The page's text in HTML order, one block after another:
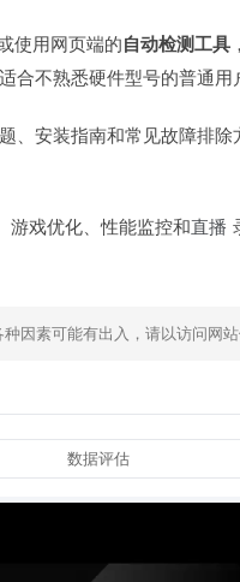
使用网页端的自动检测工具
不熟悉硬件型号的普通用
、安装指南和常见故障排
游戏优化、性能监控和直播
因素可能有出入，请以访问网站
数据评估